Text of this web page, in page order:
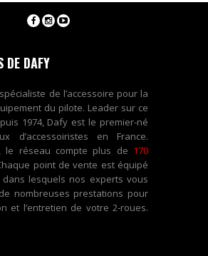
DE DAFY
de l’accessoire pour la
du pilote. Leader sur ce
1974, Dafy est le premier-né
d’accessoiristes en France.
le réseau compte plus de 170
point de vente est équipé
dans lesquels nos experts vous
nombreuses prestations pour
et l’entretien de votre 2-roues.